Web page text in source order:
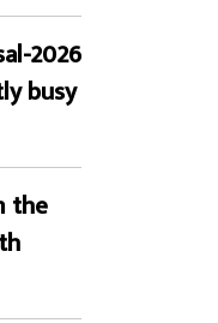
2026
busy
the